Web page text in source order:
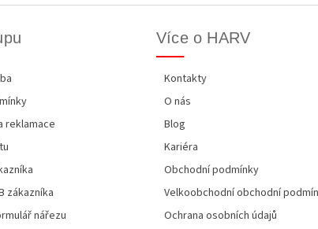
reklamace
zákazníka
nářezu
Více o HARV
Kontakty
O nás
Blog
Kariéra
Obchodní podmínky
Velkoobchodní obchodní
Ochrana osobních údajů